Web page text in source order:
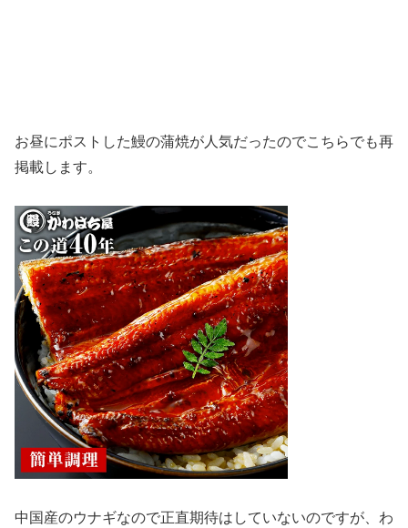
お昼にポストした鰻の蒲焼が人気だったのでこちらでも再
掲載します。
中国産のウナギなので正直期待はしていないのですが、わ